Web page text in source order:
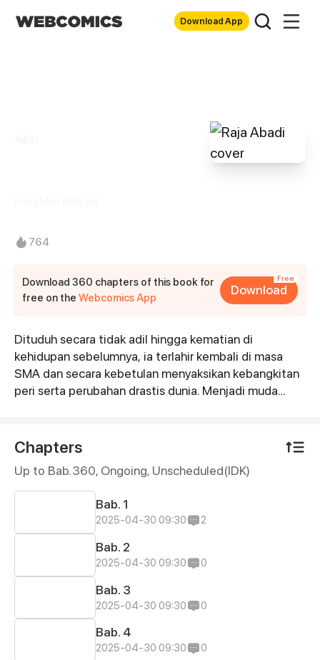
Download App
764
Download 360 chapters of this book for
free on theWebcomics App
Free
Download
Synopsis
Dituduh secara tidak adil hingga kematian di
kehidupan sebelumnya, ia terlahir kembali di masa
SMA dan secara kebetulan menyaksikan kebangkitan
peri serta perubahan drastis dunia. Menjadi muda
tidak akan meninggalkan penyesalan, dan akan
menjadi raja abadi!
Chapters
Up to Bab. 360, Ongoing, Unscheduled(IDK)
Bab. 1
2025-04-30 09:30 2
Bab. 2
2025-04-30 09:30 0
Bab. 3
2025-04-30 09:30 0
Bab. 4
2025-04-30 09:30 0